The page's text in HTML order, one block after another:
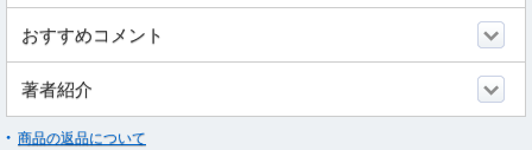
おすすめコメント
著者紹介
商品の返品について